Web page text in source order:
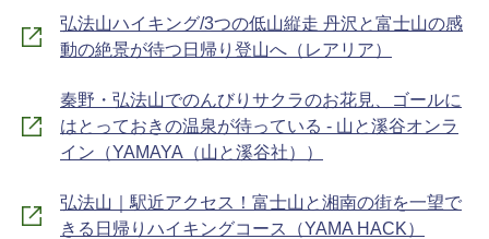
弘法山ハイキング/3つの低山縦走 丹沢と富士山の感
動の絶景が待つ日帰り登山へ（レアリア）
秦野・弘法山でのんびりサクラのお花見、ゴールに
はとっておきの温泉が待っている - 山と溪谷オンラ
イン（YAMAYA（山と溪谷社））
弘法山｜駅近アクセス！富士山と湘南の街を一望で
きる日帰りハイキングコース（YAMA HACK）